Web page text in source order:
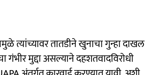
त्यांच्यावर तातडीने खुनाचा गुन्हा दाखल
गंभीर मुद्दा असल्याने दहशतवादविरोधी